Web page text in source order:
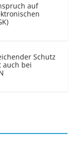
auf
Schutz
auch bei